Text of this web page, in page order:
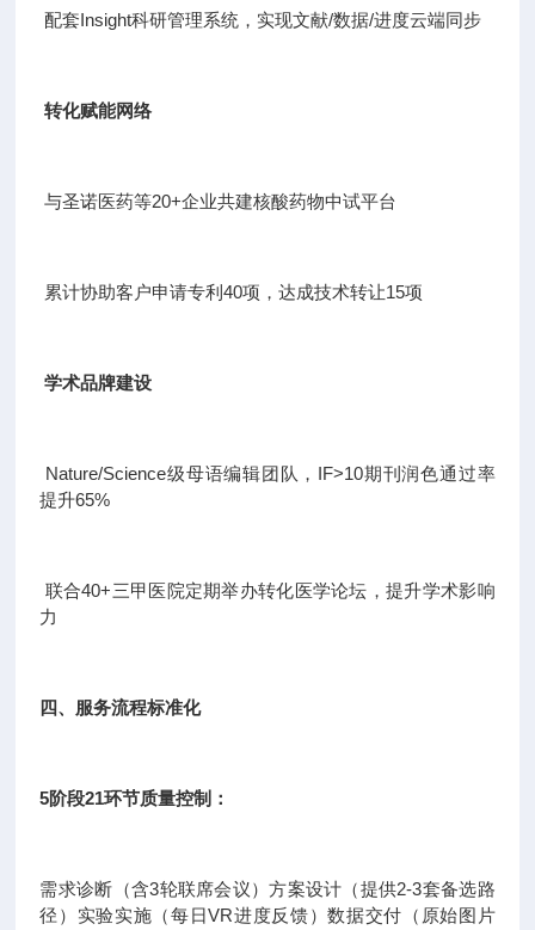
配套Insight科研管理系统，实现文献/数据/进度云端同步
转化赋能网络
与圣诺医药等20+企业共建核酸药物中试平台
累计协助客户申请专利40项，达成技术转让15项
学术品牌建设
Nature/Science级母语编辑团队，IF>10期刊润色通过率
提升65%
联合40+三甲医院定期举办转化医学论坛，提升学术影响
力
四、服务流程标准化
5阶段21环节质量控制：
需求诊断（含3轮联席会议）方案设计（提供2-3套备选路
径）实验实施（每日VR进度反馈）数据交付（原始图片